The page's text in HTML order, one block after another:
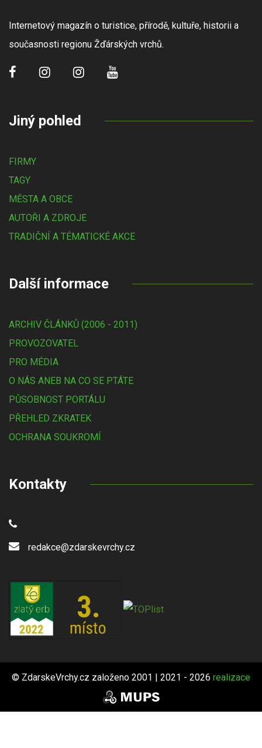
Internetový magazín o turistice, přírodě, kultuře, historii a
současnosti regionu Žďárských vrchů.
Jiný pohled
FIRMY
TAGY
MĚSTA A OBCE
AUTOŘI A ZDROJE
TRADIČNÍ A TÉMATICKÉ AKCE
Další informace
ARCHIV ČLÁNKŮ (2006 - 2011)
PROVOZOVATEL
PRO MÉDIA
O NÁS ANEB NA CO SE PTÁTE
PŮSOBNOST PORTÁLU
PŘEHLED ZKRATEK
OCHRANA SOUKROMÍ
Kontakty
redakce@zdarskevrchy.cz
© ZdarskeVrchy.cz založeno 2001 | 2021 - 2026 realizace